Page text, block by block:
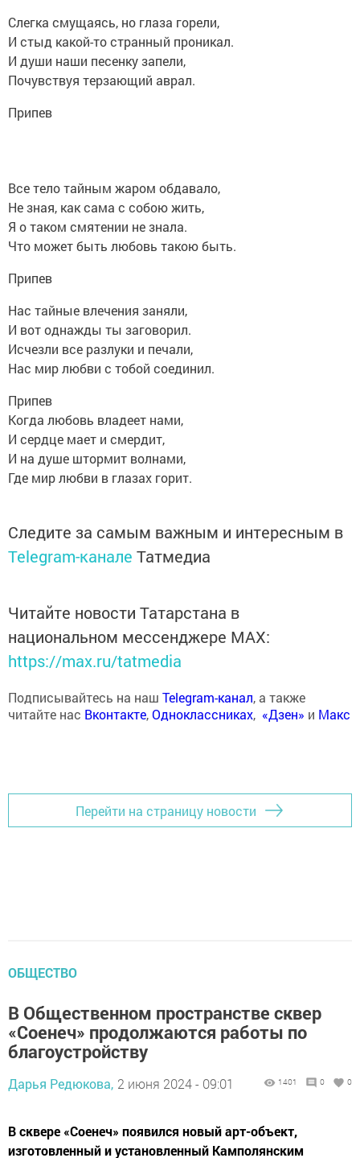
Слегка смущаясь, но глаза горели,
И стыд какой-то странный проникал.
И души наши песенку запели,
Почувствуя терзающий аврал.
Припев
Все тело тайным жаром обдавало,
Не зная, как сама с собою жить,
Я о таком смятении не знала.
Что может быть любовь такою быть.
Припев
Нас тайные влечения заняли,
И вот однажды ты заговорил.
Исчезли все разлуки и печали,
Нас мир любви с тобой соединил.
Припев
Когда любовь владеет нами,
И сердце мает и смердит,
И на душе штормит волнами,
Где мир любви в глазах горит.
Следите за самым важным и интересным в
Telegram-канале Татмедиа
Читайте новости Татарстана в
национальном мессенджере MАХ:
https://max.ru/tatmedia
Подписывайтесь на наш Telegram-канал, а также
читайте нас Вконтакте,Одноклассниках, «Дзен» и Макс
Перейти на страницу новости
ОБЩЕСТВО
В Общественном пространстве сквер
«Соенеч» продолжаются работы по
благоустройству
Дарья Редюкова, 2 июня 2024 - 09:01 1401 0 0
В сквере «Соенеч» появился новый арт-объект,
изготовленный и установленный Камполянским